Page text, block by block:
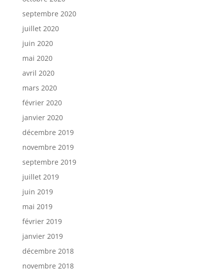
septembre 2020
juillet 2020
juin 2020
mai 2020
avril 2020
mars 2020
février 2020
janvier 2020
décembre 2019
novembre 2019
septembre 2019
juillet 2019
juin 2019
mai 2019
février 2019
janvier 2019
décembre 2018
novembre 2018